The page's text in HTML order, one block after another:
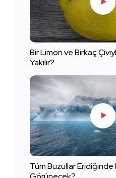
Bir Limon ve Birkaç
Yakılır?
Tüm Buzullar Eridiğinde